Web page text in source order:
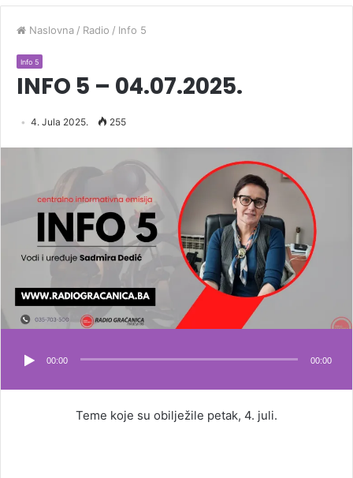
Naslovna / Radio / Info 5
Info 5
INFO 5 – 04.07.2025.
4. Jula 2025. 255
00:00 00:00
Teme koje su obilježile petak, 4. juli.